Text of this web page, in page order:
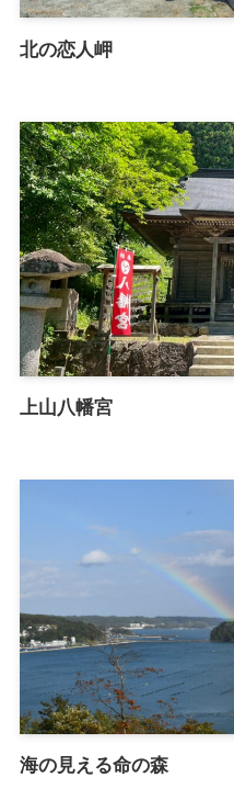
北の恋人岬
上山八幡宮
海の見える命の森